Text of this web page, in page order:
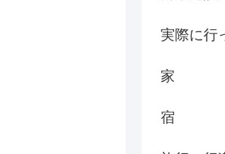
実際に行
家
宿